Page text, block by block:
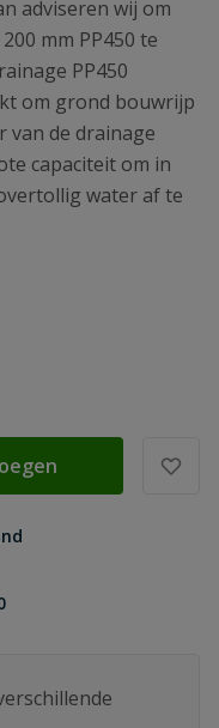
adviseren wij om
mm PP450 te
PP450
om grond bouwrijp
van de drainage
capaciteit om in
water af te